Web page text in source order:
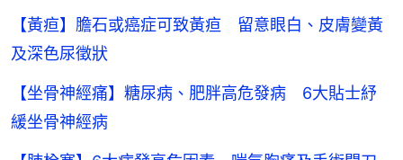
【黃疸】膽石或癌症可致黃疸 留意眼白、皮膚變黃
及深色尿徵狀
【坐骨神經痛】糖尿病、肥胖高危發病 6大貼士紓
緩坐骨神經病